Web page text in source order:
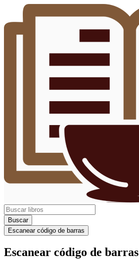
Buscar
Escanear código de barras
Escanear código de barras